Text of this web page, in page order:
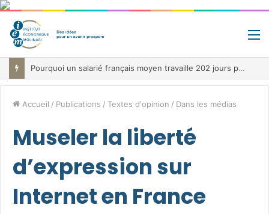
Pourquoi un salarié français moyen travaille 202 jours par an pour financer impôts et cotisations, un record dans toute l’Union européenne
Accueil / Publications / Textes d'opinion / Dans les médias
Museler la liberté
d’expression sur
Internet en France